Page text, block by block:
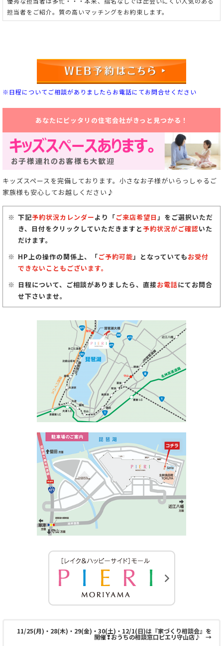
担当者をご紹介。 質の高いマッチングをお約束します。
※日程についてご相談がありましたらお電話にてお問合せください
あなたにピッタリの住宅会社がきっと見つかる！
キッズスペースを完備しております。小さなお子様がいらっしゃるご
家族様も安心してお越しください♪
下記予約状況カレンダーより「ご来店希望日 」をご選択いただ
き、日付をクリックしていただきますと予約状況がご確認いた
だけます。
HP上の操作の関係上、「ご予約可能 」となっていてもお受付
できないこともございます。
日程について、ご相談がありましたら、直接お電話にてお問合
せ下さいませ。
11/25(月)・28(木)・29(金)・30(土)・12/1(日)は『家づくり相談会』を
開催❢おうちの相談窓口ピエリ守山店♪ →